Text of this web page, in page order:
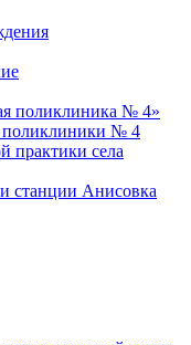
поликлиника № 4»
поликлиники № 4
практики села
станции Анисовка